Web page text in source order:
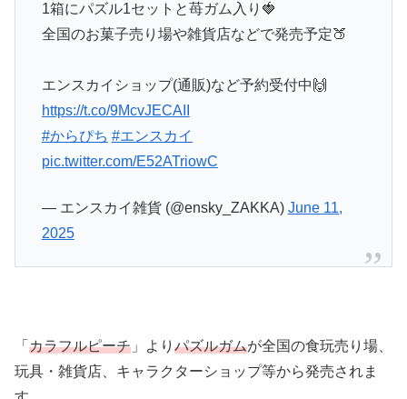
1箱にパズル1セットと苺ガム入り🍓
全国のお菓子売り場や雑貨店などで発売予定🍑
エンスカイショップ(通販)など予約受付中🙌
https://t.co/9McvJECAII
#からぴち #エンスカイ
pic.twitter.com/E52ATriowC
— エンスカイ雑貨 (@ensky_ZAKKA) June 11,
2025
「 カラフルピーチ 」より パズルガムが全国の食玩売り場、
玩具・雑貨店、キャラクターショップ等から発売されま